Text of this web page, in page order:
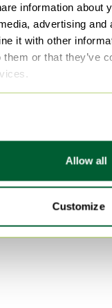
information about
advertising and
it with other
them or that they’ve
Allow all
Customize
Piel de becerro
portatil
Textil Bolsas para
Ante Bolsas para